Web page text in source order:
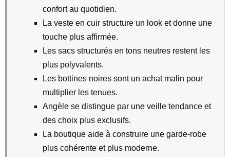
confort au quotidien.
La veste en cuir structure un look et donne une
touche plus affirmée.
Les sacs structurés en tons neutres restent les
plus polyvalents.
Les bottines noires sont un achat malin pour
multiplier les tenues.
Angèle se distingue par une veille tendance et
des choix plus exclusifs.
La boutique aide à construire une garde-robe
plus cohérente et plus moderne.